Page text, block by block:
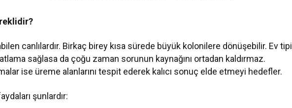
canlılardır. Birkaç birey kısa sürede büyük kolonilere dönüşebilir. Ev tipi
sağlasa da çoğu zaman sorunun kaynağını ortadan kaldırmaz.
ise üreme alanlarını tespit ederek kalıcı sonuç elde etmeyi hedefler.
şunlardır: